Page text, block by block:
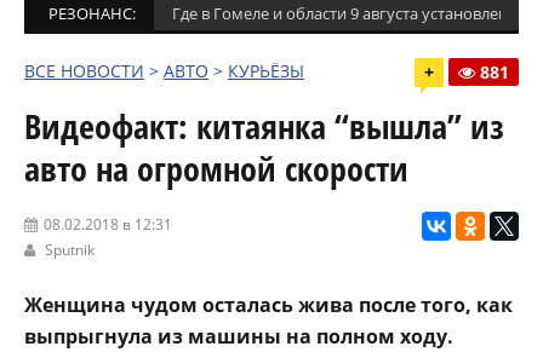
РЕЗОНАНС: Где в Гомеле и области 9 августа установлены
ВСЕ НОВОСТИ > АВТО > КУРЬЁЗЫ + 881
Видеофакт: китаянка “вышла” из
авто на огромной скорости
08.02.2018 в 12:31
Sputnik
Женщина чудом осталась жива после того, как
выпрыгнула из машины на полном ходу.